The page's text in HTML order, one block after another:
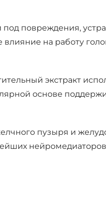
повреждения,
на работу
экстракт
основе
пузыря и